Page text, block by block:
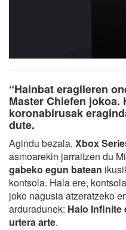
“Hainbat eragileren
Master Chiefen jokoa.
koronabirusak
dute.
Agindu bezala, Xbox
asmoarekin jarraitzen du
gabeko egun batean
kontsola. Hala ere,
joko nagusia atzeratzeko
arduradunek: Halo Infinite
urtera arte.